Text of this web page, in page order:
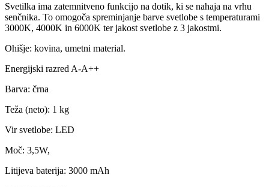
Svetilka ima zatemnitveno funkcijo na dotik, ki se nahaja na vrhu
senčnika. To omogoča spreminjanje barve svetlobe s temperaturami
3000K, 4000K in 6000K ter jakost svetlobe z 3 jakostmi.
Ohišje: kovina, umetni material.
Energijski razred A-A++
Barva: črna
Teža (neto): 1 kg
Vir svetlobe: LED
Moč: 3,5W,
Litijeva baterija: 3000 mAh